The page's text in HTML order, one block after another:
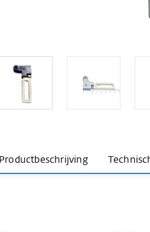
Productbeschrijving